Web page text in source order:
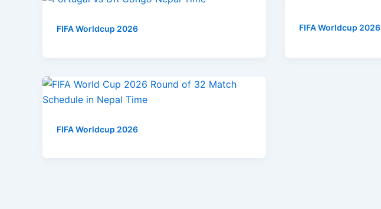
FIFA Worldcup 2026 FIFA Worldcup 2026
FIFA Worldcup 2026